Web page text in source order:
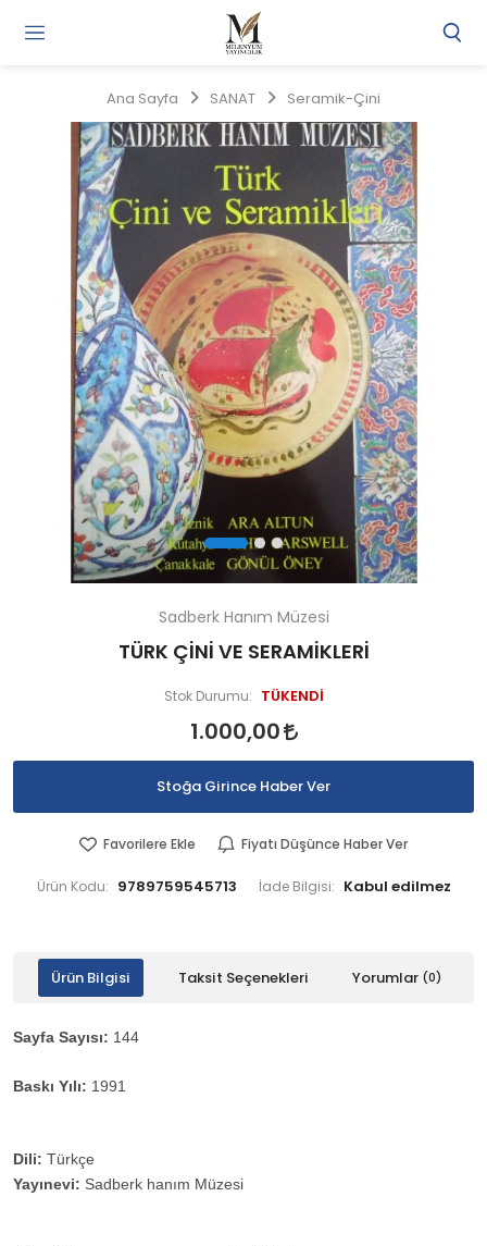
Ana Sayfa SANAT Seramik-Çini
Sadberk Hanım Müzesi
TÜRK ÇİNİ VE SERAMİKLERİ
Stok Durumu: TÜKENDİ
1.000,00
Stoğa Girince Haber Ver
Favorilere Ekle Fiyatı Düşünce Haber Ver
Ürün Kodu: 9789759545713 İade Bilgisi:
Ürün Bilgisi Taksit Seçenekleri Yorumlar (0)
Sayfa Sayısı: 144
Baskı Yılı: 1991
Dili: Türkçe
Yayınevi: Sadberk hanım Müzesi